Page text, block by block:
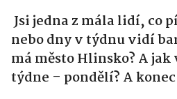
Jsi jedna z mála lidí, co
nebo dny v týdnu vidí
má město Hlinsko? A
týdne – pondělí? A